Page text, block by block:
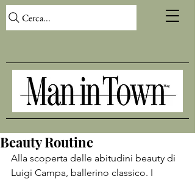
Cerca...
Beauty Routine
Alla scoperta delle abitudini beauty di
Luigi Campa, ballerino classico. I